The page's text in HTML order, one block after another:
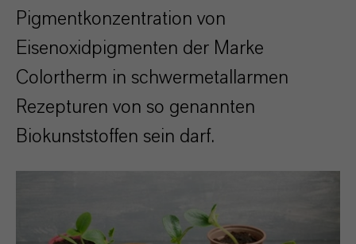
Pigmentkonzentration von
Eisenoxidpigmenten der Marke
Colortherm in schwermetallarmen
Rezepturen von so genannten
Biokunststoffen sein darf.